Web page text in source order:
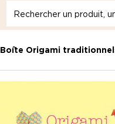
Boîte Origami